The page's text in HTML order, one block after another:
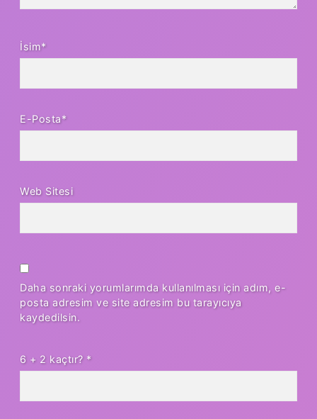
İsim*
E-Posta*
Web Sitesi
Daha sonraki yorumlarımda kullanılması için adım, e-
posta adresim ve site adresim bu tarayıcıya
kaydedilsin.
6 + 2 kaçtır? *